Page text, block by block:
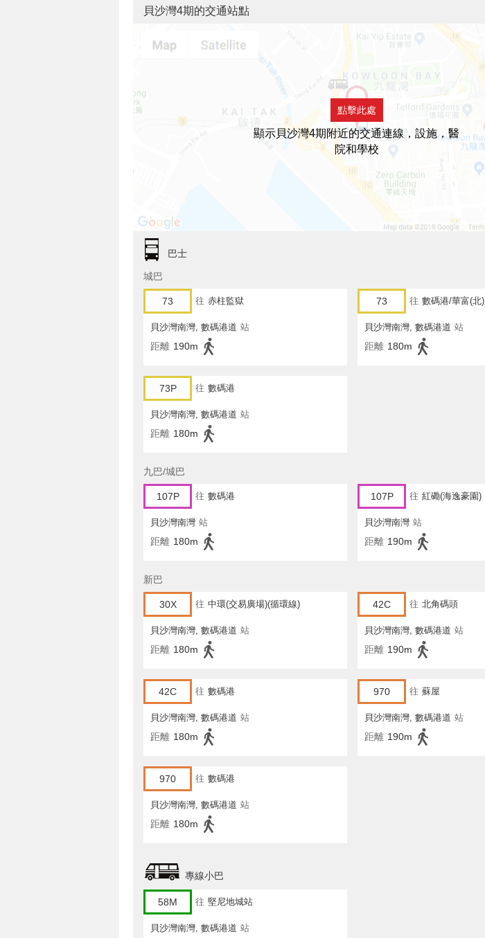
貝沙灣4期的交通站點
點擊此處
顯示貝沙灣4期附近的交通連線，設施，醫
院和學校
巴士
城巴
73 往 赤柱監獄
貝沙灣南灣, 數碼港道 站
距離 190m
73 往 數碼港/華富(北)
貝沙灣南灣, 數碼港道 站
距離 180m
73P 往 數碼港
貝沙灣南灣, 數碼港道 站
距離 180m
九巴/城巴
107P 往 數碼港
貝沙灣南灣 站
距離 180m
107P 往 紅磡(海逸豪園)
貝沙灣南灣 站
距離 190m
新巴
30X 往 中環(交易廣場)(循環線)
貝沙灣南灣, 數碼港道 站
距離 180m
42C 往 北角碼頭
貝沙灣南灣, 數碼港道 站
距離 190m
42C 往 數碼港
貝沙灣南灣, 數碼港道 站
距離 180m
970 往 蘇屋
貝沙灣南灣, 數碼港道 站
距離 190m
970 往 數碼港
貝沙灣南灣, 數碼港道 站
距離 180m
專線小巴
58M 往 堅尼地城站
貝沙灣南灣, 數碼港道 站